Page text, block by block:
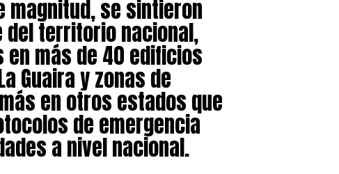
magnitud, se sintieron
del territorio nacional,
en más de 40 edificios
Guaira y zonas de
en otros estados que
de emergencia
a nivel nacional.